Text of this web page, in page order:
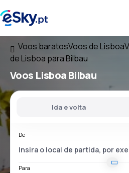
Voos baratosVoos de Lisboa
de Lisboa para Bilbau
Voos Lisboa Bilbau
Ida e volta
De
Para